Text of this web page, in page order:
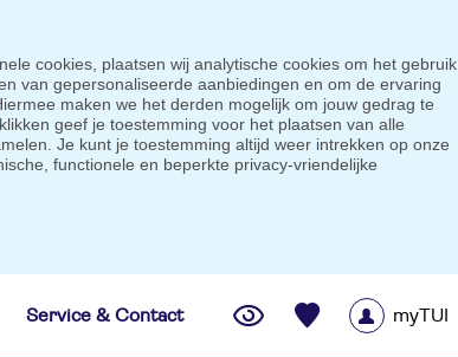
cookies, plaatsen wij analytische cookies om het gebruik
van gepersonaliseerde aanbiedingen en om de ervaring
maken we het derden mogelijk om jouw gedrag te
geef je toestemming voor het plaatsen van alle
Je kunt je toestemming altijd weer intrekken op onze
functionele en beperkte privacy-vriendelijke
Service & Contact myTUI